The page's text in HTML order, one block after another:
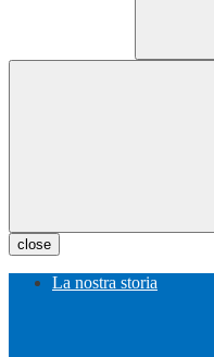
close
La nostra storia